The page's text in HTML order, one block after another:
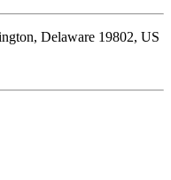
Delaware 19802, US